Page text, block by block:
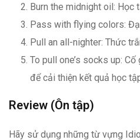
Burn the midnight oil: Học
Pass with flying colors:
Pull an all-nighter: Thức
To pull one’s socks up:
để cải thiện kết quả học
Review (Ôn tập)
Hãy sử dụng những từ vựng